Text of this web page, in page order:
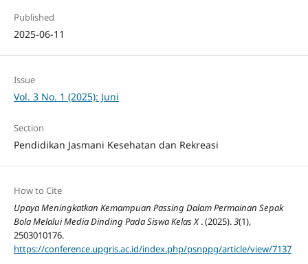
Published
2025-06-11
Issue
Vol. 3 No. 1 (2025): Juni
Section
Pendidikan Jasmani Kesehatan dan Rekreasi
How to Cite
Upaya Meningkatkan Kemampuan Passing Dalam Permainan Sepak
Bola Melalui Media Dinding Pada Siswa Kelas X. (2025).3(1),
2503010176.
https://conference.upgris.ac.id/index.php/psnppg/article/view/7137